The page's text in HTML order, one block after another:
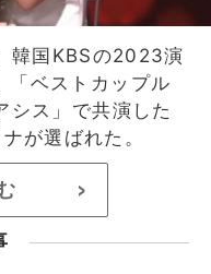
韓国KBSの2023演
「ベストカップル
シス」で共演した
が選ばれた。
>